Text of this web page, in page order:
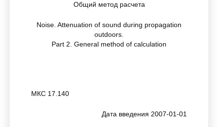
Общий метод расчета
Noise. Attenuation of sound during propagation
outdoors.
Part 2. General method of calculation
МКС 17.140
Дата введения 2007-01-01